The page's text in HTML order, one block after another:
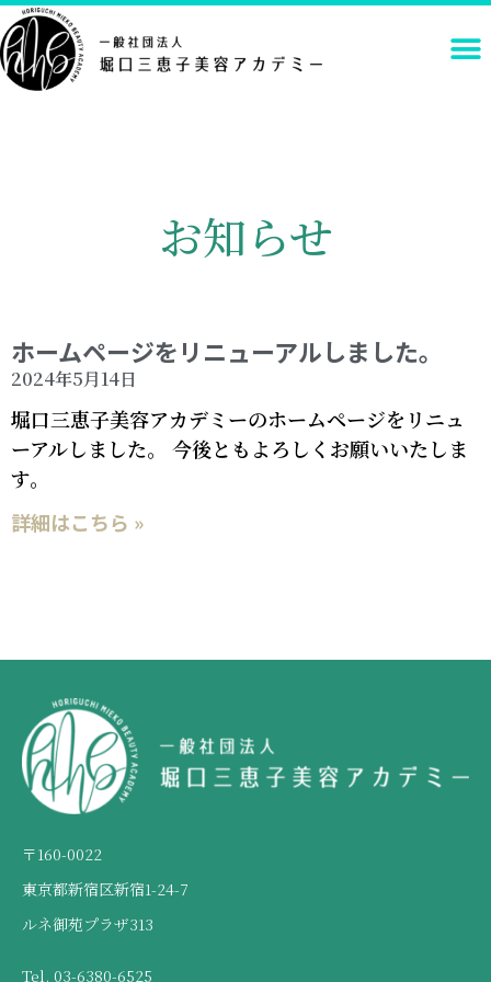
お知らせ
ホームページをリニューアルしました。
2024年5月14日
堀口三恵子美容アカデミーのホームページをリニュ
ーアルしました。 今後ともよろしくお願いいたしま
す。
詳細はこちら »
〒160-0022
東京都新宿区新宿1-24-7
ルネ御苑プラザ313
Tel. 03-6380-6525